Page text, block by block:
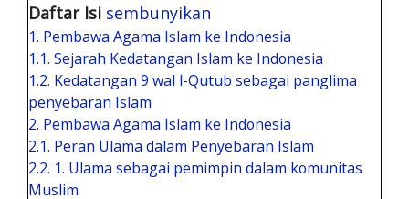
Daftar Isi sembunyikan
1. Pembawa Agama Islam ke Indonesia
1.1. Sejarah Kedatangan Islam ke Indonesia
1.2. Kedatangan 9 wal l-Qutub sebagai panglima
penyebaran Islam
2. Pembawa Agama Islam ke Indonesia
2.1. Peran Ulama dalam Penyebaran Islam
2.2. 1. Ulama sebagai pemimpin dalam komunitas
Muslim